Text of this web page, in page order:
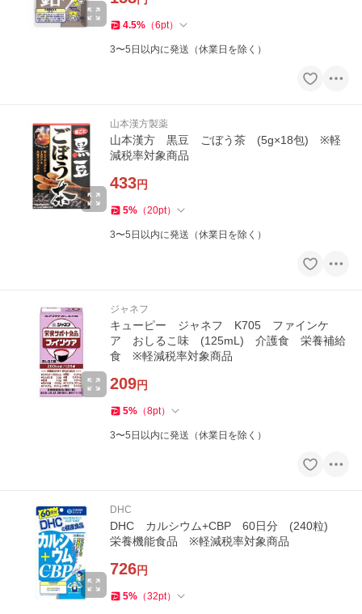
4.5% （6pt）
3〜5日以内に発送（休業日を除く）
山本漢方製薬
山本漢方 黒豆 ごぼう茶 (5g×18包) ※軽
減税率対象商品
433円
5% （20pt）
3〜5日以内に発送（休業日を除く）
ジャネフ
キューピー ジャネフ K705 ファインケ
ア おしるこ味 (125mL) 介護食 栄養補給
食 ※軽減税率対象商品
209円
5% （8pt）
3〜5日以内に発送（休業日を除く）
DHC
DHC カルシウム+CBP 60日分 (240粒)
栄養機能食品 ※軽減税率対象商品
726円
5% （32pt）